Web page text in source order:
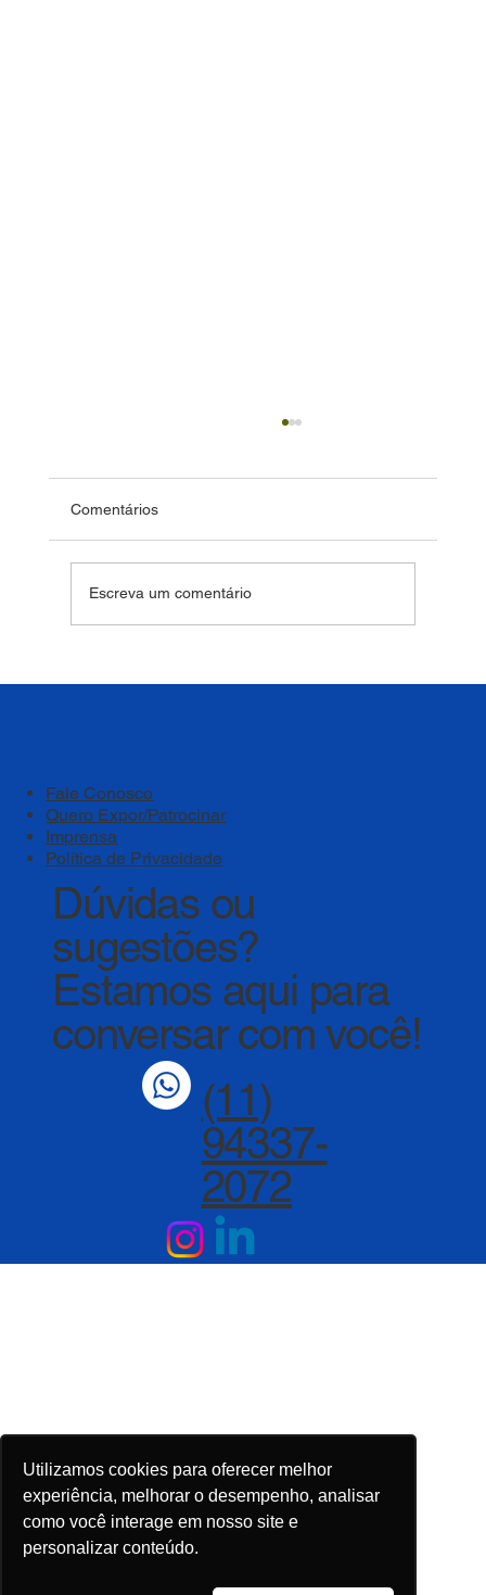
Utilizamos cookies para oferecer melhor
experiência, melhorar o desempenho, analisar
como você interage em nosso site e
personalizar conteúdo.
Comentários
Escreva um comentário
Fale Conosco
Quero Expor/Patrocinar
Imprensa
Política de Privacidade
Dúvidas ou
sugestões?
Estamos aqui para
conversar com você!
(11)
94337-
2072